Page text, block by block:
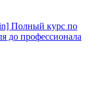
Полный курс по
до профессионала